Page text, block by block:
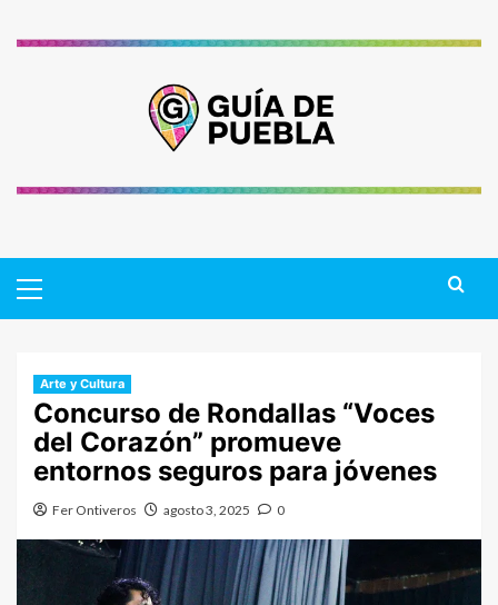
Menu
Arte y Cultura
Concurso de Rondallas “Voces
del Corazón” promueve
entornos seguros para jóvenes
Fer Ontiveros agosto 3, 2025 0